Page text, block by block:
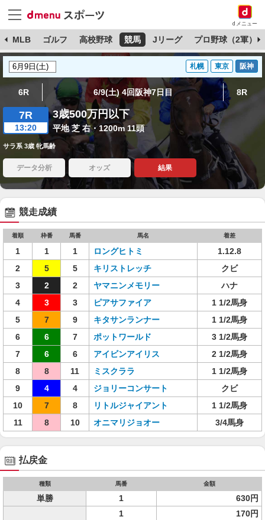
dメニュー
MLB ゴルフ 高校野球 競馬 Jリーグ プロ野球（2軍）
札幌 東京 阪神
6R 6/9(土) 4回阪神7日目 8R
7R
13:20
3歳500万円以下
平地 芝 右・1200m 11頭
サラ系 3歳 牝馬齢
データ分析 オッズ 結果
競走成績
着順 枠番 馬番 馬名 着差
1 1 1 ロングヒトミ
1.12.8
2
5 5 キリストレッチ
クビ
3
2 2 ヤマニンメモリー
ハナ
4
3 3 ピアサファイア
1 1/2馬身
5
7 9 キタサンランナー
1 1/2馬身
6
6 7 ポットワールド
3 1/2馬身
7
6 6 アイビンアイリス
2 1/2馬身
8
8 11 ミスクララ
1 1/2馬身
9
4 4 ジョリーコンサート
クビ
10
7 8 リトルジャイアント
1 1/2馬身
11
8 10 オニマリジョオー 3/4馬身
払戻金
種類 馬番 金額
単勝 1 630円
1
170円